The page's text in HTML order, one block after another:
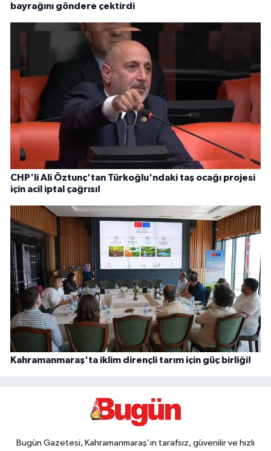
bayrağını göndere çektirdi
CHP'li Ali Öztunç'tan Türkoğlu'ndaki taş ocağı projesi
için acil iptal çağrısı!
Kahramanmaraş'ta iklim dirençli tarım için güç birliği!
Bugün Gazetesi, Kahramanmaraş’ın tarafsız, güvenilir ve hızlı